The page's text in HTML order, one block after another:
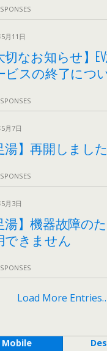
月11日
切なお知らせ】
ビスの終了につ
月7日
湯】再開しました
月3日
湯】機器故障の
できません
Load More
Mobile